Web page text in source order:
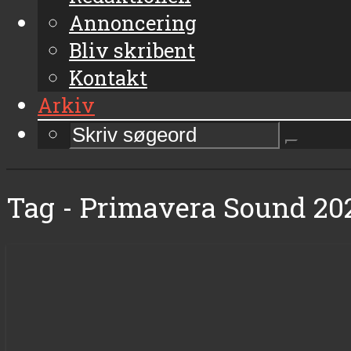
Annoncering
Bliv skribent
Kontakt
Arkiv
Tag - Primavera Sound